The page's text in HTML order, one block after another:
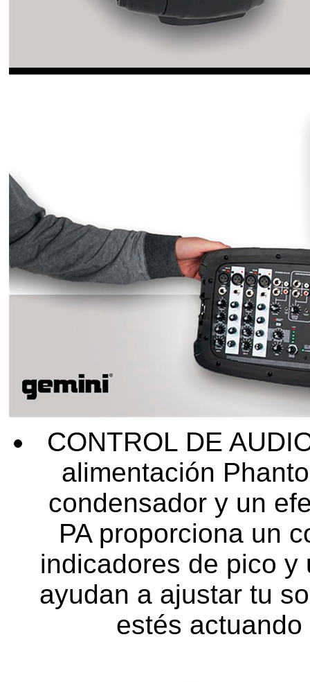
CONTROL DE
alimentación
condensador y un
PA proporciona un
indicadores de pico y
ayudan a ajustar tu
estés